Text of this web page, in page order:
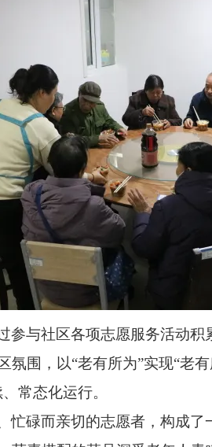
参与社区各项志愿服务活动
围，以“老有所为”实现“老
常态化运行。
忙碌而亲切的志愿者，构成